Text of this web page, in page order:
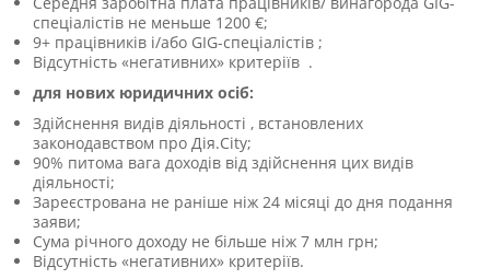
спеціалістів не меньше 1200 €;
9+ працівників і/або GIG-спеціалістів ;
Відсутність «негативних» критеріїв .
для нових юридичних осіб:
Здійснення видів діяльності , встановлених
законодавством про Дія.City;
90% питома вага доходів від здійснення цих видів
діяльності;
Зареєстрована не раніше ніж 24 місяці до дня подання
заяви;
Сума річного доходу не більше ніж 7 млн грн;
Відсутність «негативних» критеріїв.